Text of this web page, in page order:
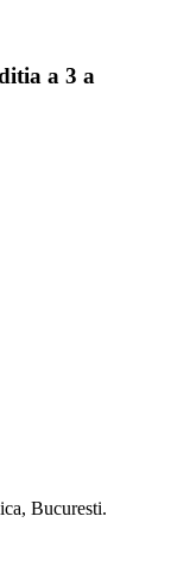
a 3 a
Bucuresti.